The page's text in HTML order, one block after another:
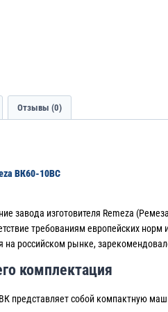
Отзывы (0)
ВК60-10ВС
завода изготовителя Remeza
требованиям европейских
на российском рынке,
комплектация
представляет собой компактную